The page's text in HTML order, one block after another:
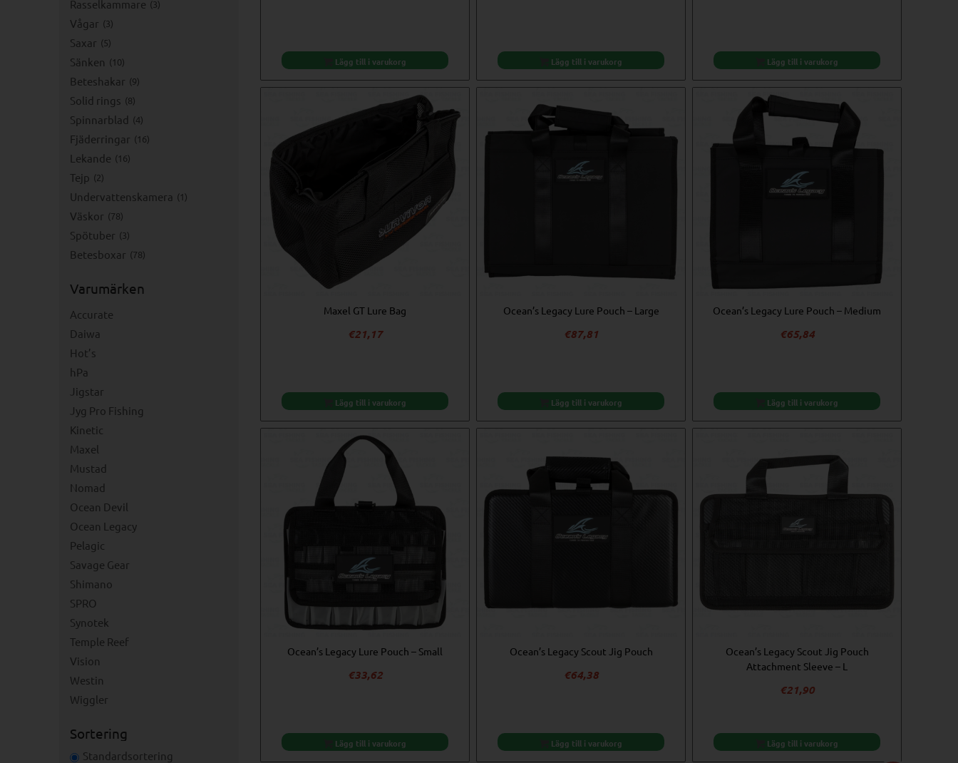
Lägg till i varukorg Lägg till i varukorg Lägg till i varukorg
Maxel GT Lure Bag
€21,17
Lägg till i varukorg
Ocean’s Legacy Lure Pouch – Large
€87,81
Lägg till i varukorg
Ocean’s Legacy Lure Pouch – Medium
€65,84
Lägg till i varukorg
Ocean’s Legacy Lure Pouch – Small
€33,62
Lägg till i varukorg
Ocean’s Legacy Scout Jig Pouch
€64,38
Lägg till i varukorg
Ocean’s Legacy Scout Jig Pouch
Attachment Sleeve – L
€21,90
Lägg till i varukorg
Rasselkammare 3
Vågar 3
Saxar 5
Sänken 10
Beteshakar 9
Solid rings 8
Spinnarblad 4
Fjäderringar 16
Lekande 16
Tejp 2
Undervattenskamera 1
Väskor 78
Spötuber 3
Betesboxar 78
Varumärken
Accurate
Daiwa
Hot’s
hPa
Jigstar
Jyg Pro Fishing
Kinetic
Maxel
Mustad
Nomad
Ocean Devil
Ocean Legacy
Pelagic
Savage Gear
Shimano
SPRO
Synotek
Temple Reef
Vision
Westin
Wiggler
Sortering
Standardsortering